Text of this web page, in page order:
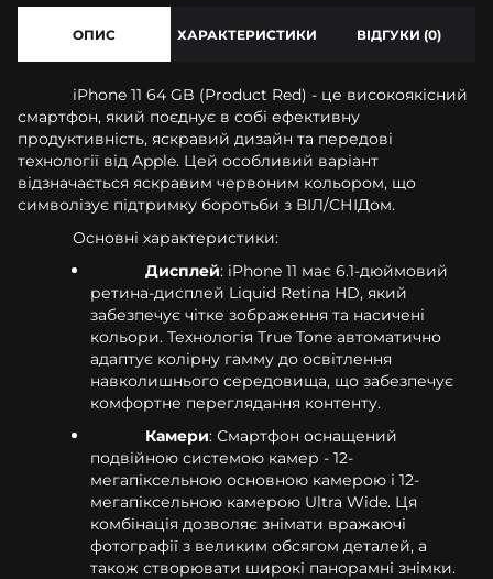
ОПИС ХАРАКТЕРИСТИКИ ВІДГУКИ (0)
iPhone 11 64 GB (Product Red) - це високоякісний
смартфон, який поєднує в собі ефективну
продуктивність, яскравий дизайн та передові
технології від Apple. Цей особливий варіант
відзначається яскравим червоним кольором, що
символізує підтримку боротьби з ВІЛ/СНІДом.
Основні характеристики:
Дисплей: iPhone 11 має 6.1-дюймовий
ретина-дисплей Liquid Retina HD, який
забезпечує чітке зображення та насичені
кольори. Технологія True Tone автоматично
адаптує колірну гамму до освітлення
навколишнього середовища, що забезпечує
комфортне переглядання контенту.
Камери: Смартфон оснащений
подвійною системою камер - 12-
мегапіксельною основною камерою і 12-
мегапіксельною камерою Ultra Wide. Ця
комбінація дозволяє знімати вражаючі
фотографії з великим обсягом деталей, а
також створювати широкі панорамні знімки.